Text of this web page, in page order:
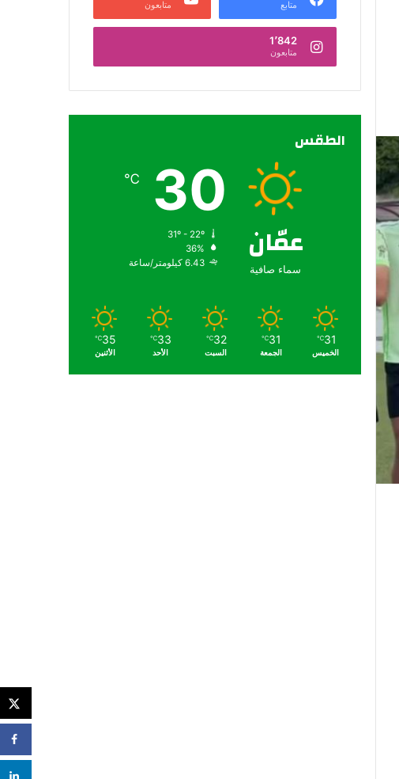
متابع متابعون
1٬842
متابعون
الطقس
عمّان
سماء صافية
30
℃
36%
6.43 كيلومتر/ساعة
31
℃
الخميس
31
℃
الجمعة
32
℃
السبت
33
℃
الأحد
35
℃
الأثنين